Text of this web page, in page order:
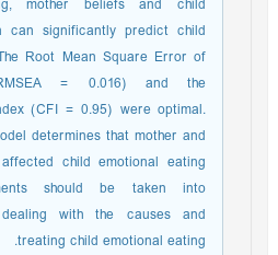
mother beliefs and child
can significantly predict child
Root Mean Square Error of
= 0.016) and the
(CFI = 0.95) were optimal.
determines that mother and
child emotional eating
should be taken into
with the causes and
treating child emotional eating.